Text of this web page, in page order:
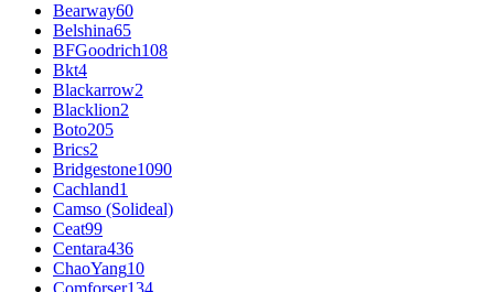
Bearway60
Belshina65
BFGoodrich108
Bkt4
Blackarrow2
Blacklion2
Boto205
Brics2
Bridgestone1090
Cachland1
Camso (Solideal)
Ceat99
Centara436
ChaoYang10